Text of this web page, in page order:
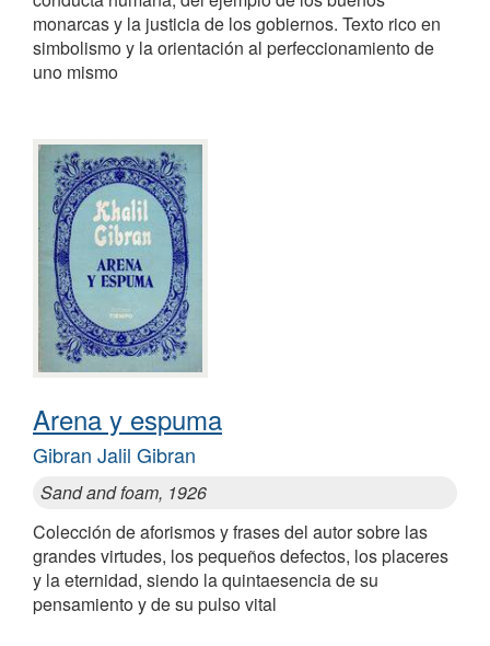
monarcas y la justicia de los gobiernos. Texto rico en
simbolismo y la orientación al perfeccionamiento de
uno mismo
Arena y espuma
Gibran Jalil Gibran
Sand and foam, 1926
Colección de aforismos y frases del autor sobre las
grandes virtudes, los pequeños defectos, los placeres
y la eternidad, siendo la quintaesencia de su
pensamiento y de su pulso vital